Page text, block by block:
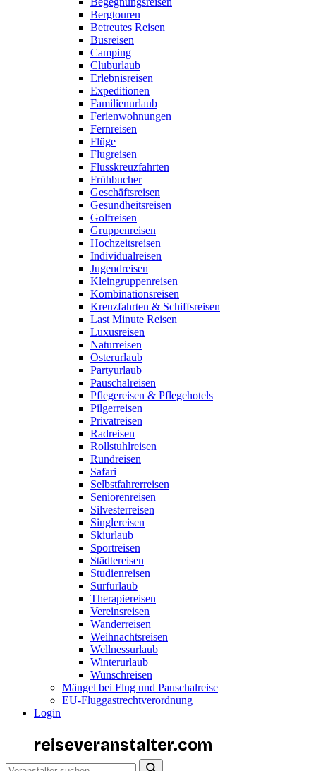
Bergtouren
Betreutes Reisen
Busreisen
Camping
Cluburlaub
Erlebnisreisen
Expeditionen
Familienurlaub
Ferienwohnungen
Fernreisen
Flüge
Flugreisen
Flusskreuzfahrten
Frühbucher
Geschäftsreisen
Gesundheitsreisen
Golfreisen
Gruppenreisen
Hochzeitsreisen
Individualreisen
Jugendreisen
Kleingruppenreisen
Kombinationsreisen
Kreuzfahrten & Schiffsreisen
Last Minute Reisen
Luxusreisen
Naturreisen
Osterurlaub
Partyurlaub
Pauschalreisen
Pflegereisen & Pflegehotels
Pilgerreisen
Privatreisen
Radreisen
Rollstuhlreisen
Rundreisen
Safari
Selbstfahrerreisen
Seniorenreisen
Silvesterreisen
Singlereisen
Skiurlaub
Sportreisen
Städtereisen
Studienreisen
Surfurlaub
Therapiereisen
Vereinsreisen
Wanderreisen
Weihnachtsreisen
Wellnessurlaub
Winterurlaub
Wunschreisen
Mängel bei Flug und Pauschalreise
EU-Fluggastrechtverordnung
Login
reiseveranstalter.com